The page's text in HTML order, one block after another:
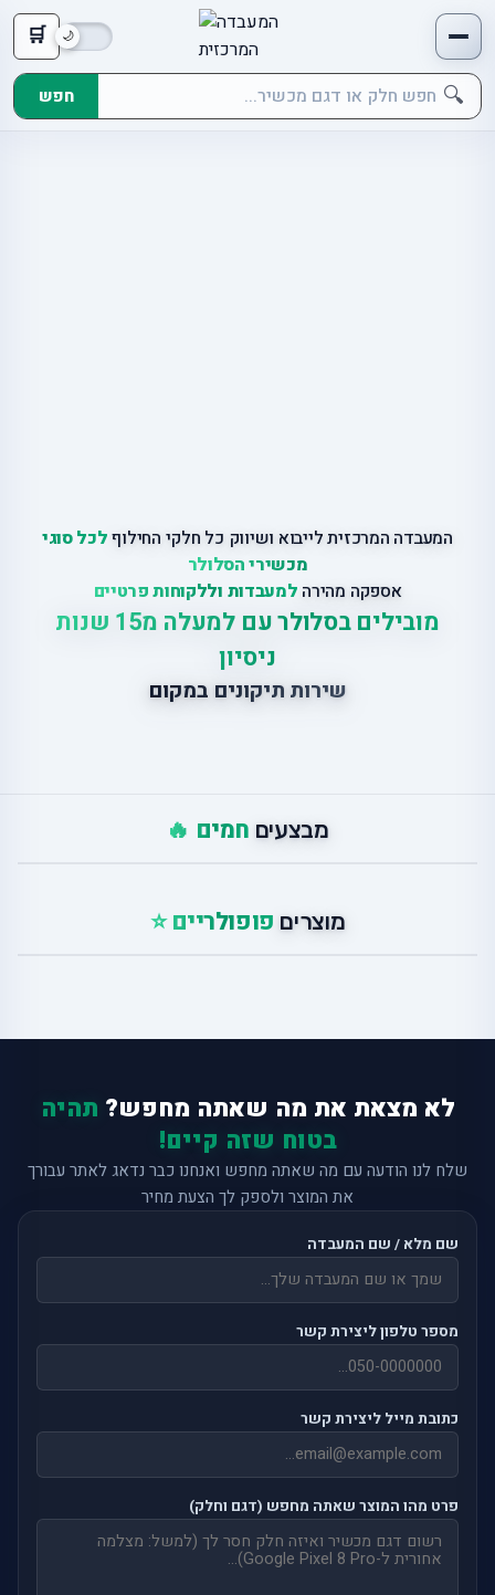
🛒
🔍 חפש
המעבדה המרכזית לייבוא ושיווק כל חלקי החילוףלכל סוגי
מכשירי הסלולר
אספקה מהירה למעבדות וללקוחות פרטיים
מובילים בסלולר עם למעלה מ15 שנות
ניסיון
שירות תיקונים במקום
מבצעים חמים 🔥
מוצרים פופולריים ⭐
לא מצאת את מה שאתה מחפש? תהיה
בטוח שזה קיים!
שלח לנו הודעה עם מה שאתה מחפש ואנחנו כבר נדאג לאתר עבורך
את המוצר ולספק לך הצעת מחיר
שם מלא / שם המעבדה
מספר טלפון ליצירת קשר
כתובת מייל ליצירת קשר
פרט מהו המוצר שאתה מחפש (דגם וחלק)